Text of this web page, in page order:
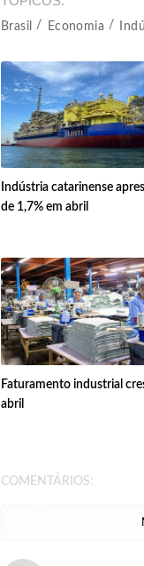
Brasil Economia
Indústria catarinense
de 1,7% em abril
Faturamento industrial
abril
COMENTÁRIOS: